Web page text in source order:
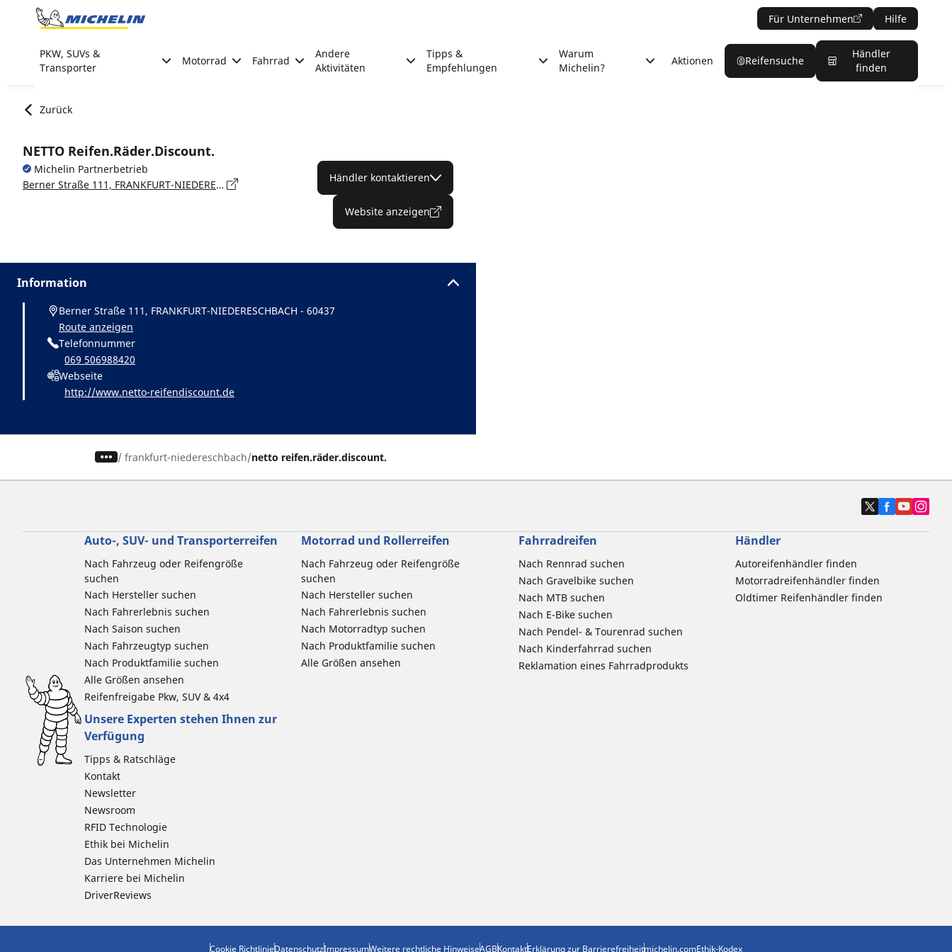
Go to page content
Für Unternehmen Hilfe
PKW, SUVs &
Transporter
Motorrad Fahrrad
Andere
Aktivitäten
Tipps &
Empfehlungen
Warum
Michelin?
Aktionen Reifensuche
Händler
finden
Zurück
NETTO Reifen.Räder.Discount.
Michelin Partnerbetrieb
Berner Straße 111, FRANKFURT-NIEDERESCHBACH - 60437
Händler kontaktieren
Website anzeigen
Information
Berner Straße 111, FRANKFURT-NIEDERESCHBACH - 60437
Route anzeigen
Telefonnummer
069 506988420
Webseite
http://www.netto-reifendiscount.de
/ frankfurt-niedereschbach netto reifen.räder.discount.
Auto-, SUV- und Transporterreifen
Nach Fahrzeug oder Reifengröße
suchen
Nach Hersteller suchen
Nach Fahrerlebnis suchen
Nach Saison suchen
Nach Fahrzeugtyp suchen
Nach Produktfamilie suchen
Alle Größen ansehen
Reifenfreigabe Pkw, SUV & 4x4
Motorrad und Rollerreifen
Nach Fahrzeug oder Reifengröße
suchen
Nach Hersteller suchen
Nach Fahrerlebnis suchen
Nach Motorradtyp suchen
Nach Produktfamilie suchen
Alle Größen ansehen
Fahrradreifen
Nach Rennrad suchen
Nach Gravelbike suchen
Nach MTB suchen
Nach E-Bike suchen
Nach Pendel- & Tourenrad suchen
Nach Kinderfahrrad suchen
Reklamation eines Fahrradprodukts
Händler
Autoreifenhändler finden
Motorradreifenhändler finden
Oldtimer Reifenhändler finden
Unsere Experten stehen Ihnen zur
Verfügung
Tipps & Ratschläge
Kontakt
Newsletter
Newsroom
RFID Technologie
Ethik bei Michelin
Das Unternehmen Michelin
Karriere bei Michelin
DriverReviews
Cookie RichtlinieDatenschutzImpressumWeitere rechtliche HinweiseAGBKontaktErklärung zur Barrierefreiheitmichelin.comEthik-Kodex